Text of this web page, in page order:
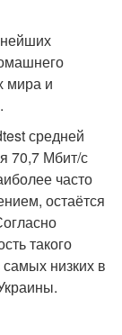
мира и
средней
70,7 Мбит/с
часто
остаётся
такого
низких в